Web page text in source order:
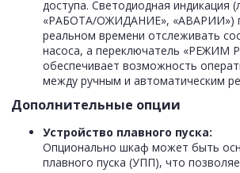
доступа. Светодиодная индикация
«РАБОТА/ОЖИДАНИЕ», «АВАРИИ»)
реальном времени отслеживать
насоса, а переключатель «РЕЖИМ
обеспечивает возможность
между ручным и автоматическим
Дополнительные опции
Устройство плавного пуска:
Опционально шкаф может быть
плавного пуска (УПП), что